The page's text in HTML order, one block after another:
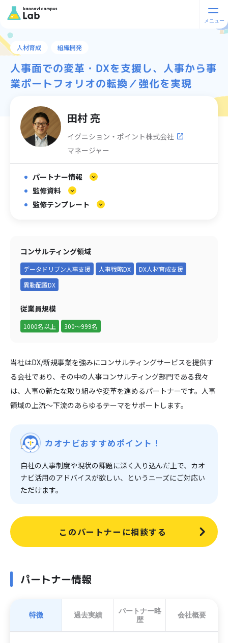
人材育成 組織開発
人事面での変革・DXを支援し、人事から事
業ポートフォリオの転換／強化を実現
田村 亮
イグニション・ポイント株式会社
マネージャー
パートナー情報
監修資料
監修テンプレート
コンサルティング領域
データドリブン人事支援 人事戦略DX
DX人材育成支援
異動配置DX
従業員規模
1000名以上 300～999名
当社はDX/新規事業を強みにコンサルティングサービスを提供す
る会社であり、その中の人事コンサルティング部門である我々
は、人事の新たな取り組みや変革を進めるパートナーです。人事
領域の上流～下流のあらゆるテーマをサポートします。
カオナビおすすめポイント！
自社の人事制度や現状の課題に深く入り込んだ上で、カオ
ナビ活用のアドバイスが欲しい、というニーズにご対応い
ただけます。
このパートナーに相談する
パートナー情報
特徴 過去実績
パートナー略
歴
会社概要